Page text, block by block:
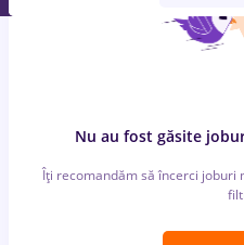
Nu au fost găsite
Îți recomandăm să încerci joburi